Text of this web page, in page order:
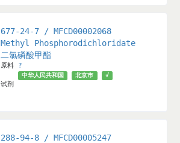
677-24-7 / MFCD00002068
Methyl Phosphorodichloridate
二氯磷酸甲酯
原料 ?
试剂
中华人民共和国 北京市 √
288-94-8 / MFCD00005247